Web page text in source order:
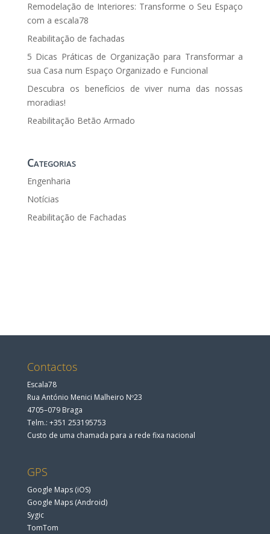
Remodelação de Interiores: Transforme o Seu Espaço
com a escala78
Reabilitação de fachadas
5 Dicas Práticas de Organização para Transformar a
sua Casa num Espaço Organizado e Funcional
Descubra os benefícios de viver numa das nossas
moradias!
Reabilitação Betão Armado
Categorias
Engenharia
Notícias
Reabilitação de Fachadas
Contactos
Escala78
Rua António Menici Malheiro Nº23
4705–079 Braga
Telm.: +351 253195753
Custo de uma chamada para a rede fixa nacional
GPS
Google Maps (iOS)
Google Maps (Android)
Sygic
TomTom